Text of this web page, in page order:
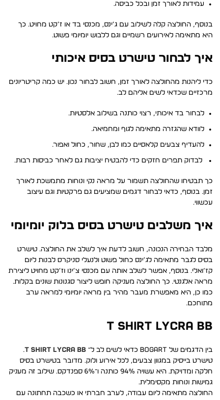
עמידות לאורך זמן ובכל כביסה.
בנוסף, החולצה קלה לשילוב עם ג’ינס, מכנסי בד או ז’קט מחויט. כך
היא מתאימה לאירועים רשמיים וגם ללבוש יומיומי פשוט.
איך לבחור טישרט בסיס איכותי
כדי ליהנות מהחולצה לאורך זמן, חשוב לבחור נכון. יש כמה קריטריונים
מרכזיים שכדאי לשים אליהם לב.
לבחור בד איכותי, רצוי כותנה בשילוב אלסטיות.
לוודא שהגזרה מתאימה לגוף ומחמיאה.
להעדיף צבעים קלאסיים כמו לבן, שחור, כחול ואפור.
לבדוק תפרים חזקים כדי להבטיח יציבות גם לאחר כביסות רבות.
כך תבטיחו שהחולצה תשמור על מראה נקי ונוחות מתמשכת לאורך
זמן. בנוסף, כדאי לבחור דגמים שמציעים גם פרקטיות וגם עיצוב
עכשווי.
איך משלבים טישרט בסיס בלוק יומיומי
מלבד הבחירה הנכונה, חשוב לדעת איך לשלב את החולצה. טישרט
בסיס לגבר מתאימה לג’ינס כחול פשוט ולנעלי סניקרס לבנות ליום
קז’ואלי. בנוסף, אפשר לשלב אותה עם מכנסי צ’ינו וז’קט מחויט ליצירת
מראה אלגנטי. כך החולצה מעניקה חופש ליצור סגנונות שונים בקלות.
כמו כן, היא מאפשרת מעבר מהיר בין מראה יומיומי למראה ערב
מתוחכם.
T SHIRT LYCRA BB
בין הדגמים של BOGART כדאי לשים לב ל־ T SHIRT LYCRA BB
.
טישרט בייסיק במגוון צבעים, לכל אירוע ולוק. מדובר בטישרט בסיס
חלקה ומדויקת. היא עשויה 94% כותנה ו־6% ספנדקס. שילוב זה מעניק
גמישות ונוחות מקסימלית.
החולצה מתאימה ליום עבודה, לערב חברתי או כשכבה תחתונה עם